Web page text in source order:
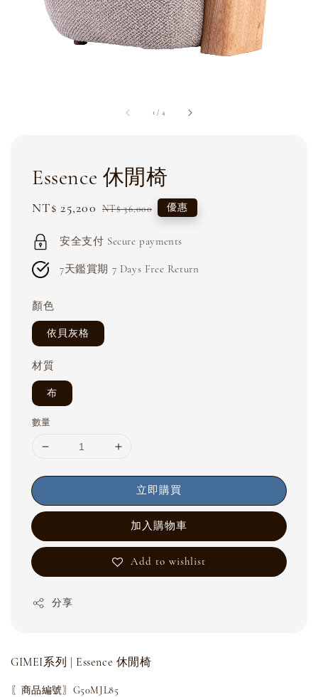
1 / 4
Essence 休閒椅
Sale
NT$ 25,200 Regular
NT$ 36,000 優惠
安全支付 Secure payments
7天鑑賞期 7 Days Free Return
顏色
依貝灰格
材質
布
數量
立即購買
加入購物車
Add to wishlist
分享
GIMEI系列 | Essence 休閒椅
〖商品編號〗G50MJL85